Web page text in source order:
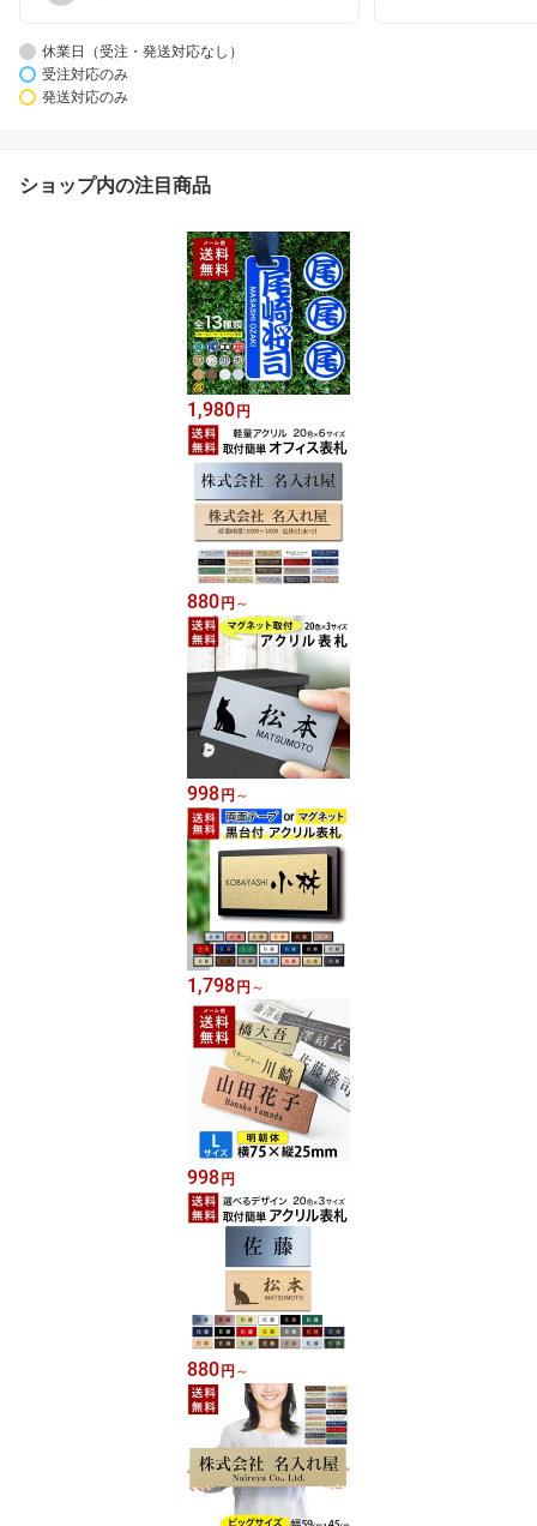
休業日（受注・発送対応なし）
受注対応のみ
発送対応のみ
ショップ内の注目商品
1,980 円
880 円 ～
998 円 ～
1,798 円 ～
998 円
880 円 ～